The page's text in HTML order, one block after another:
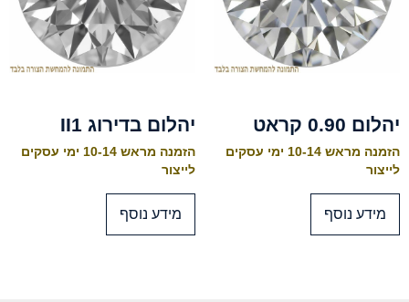
יהלום 0.90 קראט
הזמנה מראש 10-14 ימי עסקים
לייצור
מידע נוסף
יהלום בדירוג II1
הזמנה מראש 10-14 ימי עסקים
לייצור
מידע נוסף